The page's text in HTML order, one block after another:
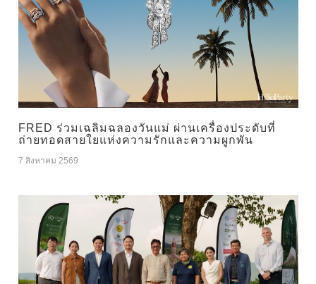
FRED ร่วมเฉลิมฉลองวันแม่ ผ่านเครื่องประดับที่
ถ่ายทอดสายใยแห่งความรักและความผูกพัน
7 สิงหาคม 2569